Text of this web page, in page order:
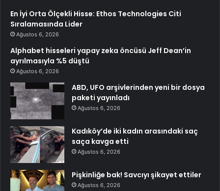
En İyi Orta Ölçekli Hisse: Ethos Technologies Citi
Sıralamasında Lider
Ağustos 6, 2026
Alphabet hisseleri yapay zeka öncüsü Jeff Dean’in
ayrılmasıyla %5 düştü
Ağustos 6, 2026
ABD, UFO arşivlerinden yeni bir dosya
paketi yayınladı
Ağustos 6, 2026
Kadıköy’de iki kadın arasındaki saç
saça kavga etti
Ağustos 6, 2026
Pişkinliğe bak! Savcıyı şikayet ettiler
Ağustos 6, 2026